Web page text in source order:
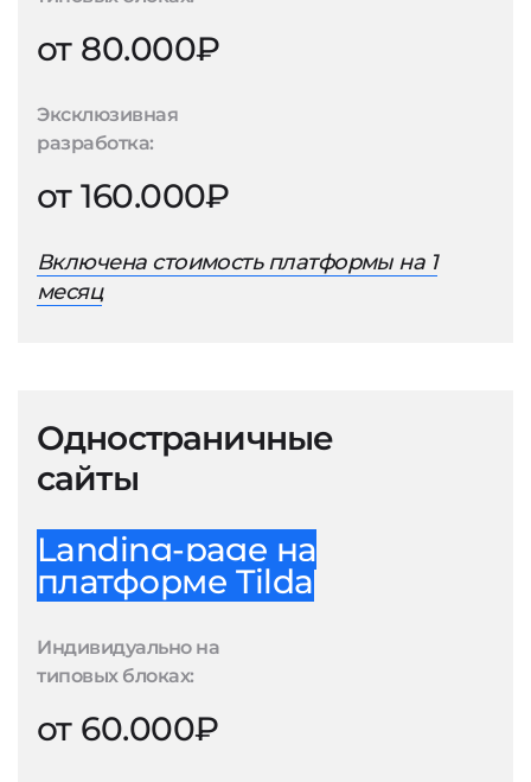
от 80.000₽
Эксклюзивная
разработка:
от 160.000₽
Включена стоимость платформы на 1
месяц
Одностраничные
сайты
Landing-page на
платформе Tilda
Индивидуально на
типовых блоках:
от 60.000₽